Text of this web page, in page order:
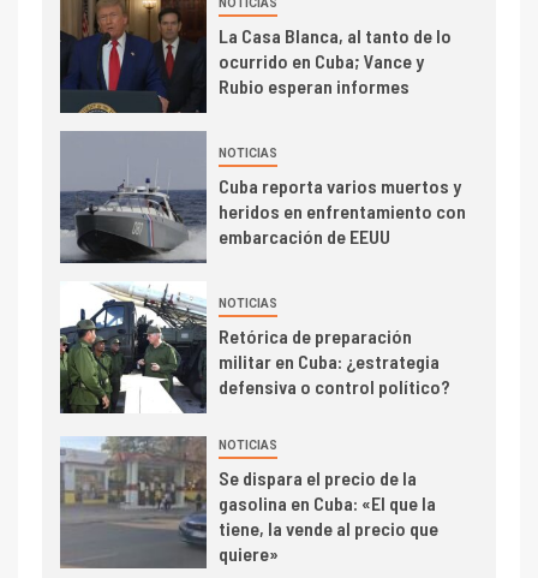
NOTICIAS
La Casa Blanca, al tanto de lo
ocurrido en Cuba; Vance y
Rubio esperan informes
NOTICIAS
Cuba reporta varios muertos y
heridos en enfrentamiento con
embarcación de EEUU
NOTICIAS
Retórica de preparación
militar en Cuba: ¿estrategia
defensiva o control político?
NOTICIAS
Se dispara el precio de la
gasolina en Cuba: «El que la
tiene, la vende al precio que
quiere»